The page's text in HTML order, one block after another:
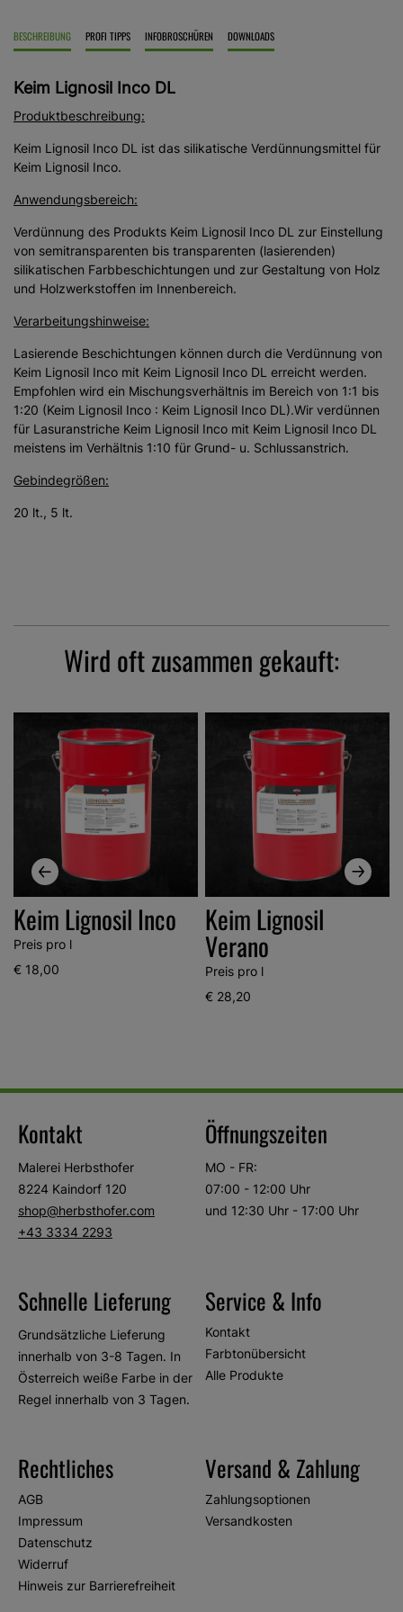
BESCHREIBUNG PROFI TIPPS INFOBROSCHÜREN DOWNLOADS
Keim Lignosil Inco DL
Produktbeschreibung:
Keim Lignosil Inco DL ist das silikatische Verdünnungsmittel für
Keim Lignosil Inco.
Anwendungsbereich:
Verdünnung des Produkts Keim Lignosil Inco DL zur Einstellung
von semitransparenten bis transparenten (lasierenden)
silikatischen Farbbeschichtungen und zur Gestaltung von Holz
und Holzwerkstoffen im Innenbereich.
Verarbeitungshinweise:
Lasierende Beschichtungen können durch die Verdünnung von
Keim Lignosil Inco mit Keim Lignosil Inco DL erreicht werden.
Empfohlen wird ein Mischungsverhältnis im Bereich von 1:1 bis
1:20 (Keim Lignosil Inco : Keim Lignosil Inco DL).Wir verdünnen
für Lasuranstriche Keim Lignosil Inco mit Keim Lignosil Inco DL
meistens im Verhältnis 1:10 für Grund- u. Schlussanstrich.
Gebindegrößen:
20 lt., 5 lt.
Wird oft zusammen gekauft:
Keim Lignosil Inco
Preis pro l
€ 18,00
Keim Lignosil
Verano
Preis pro l
€ 28,20
Kontakt
Malerei Herbsthofer
8224 Kaindorf 120
shop@herbsthofer.com
+43 3334 2293
Öffnungszeiten
MO - FR:
07:00 - 12:00 Uhr
und 12:30 Uhr - 17:00 Uhr
Schnelle Lieferung
Grundsätzliche Lieferung
innerhalb von 3-8 Tagen. In
Österreich weiße Farbe in der
Regel innerhalb von 3 Tagen.
Service & Info
Kontakt
Farbtonübersicht
Alle Produkte
Rechtliches
AGB
Impressum
Datenschutz
Widerruf
Hinweis zur Barrierefreiheit
Versand & Zahlung
Zahlungsoptionen
Versandkosten